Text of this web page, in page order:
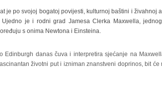
je po svojoj bogatoj povijesti, kulturnoj baštini i živahnoj
je i rodni grad Jamesa Clerka Maxwella,
s onima Newtona i Einsteina.
Edinburgh danas čuva i interpretira sjećanje na
životni put i izniman znanstveni doprinos, bit